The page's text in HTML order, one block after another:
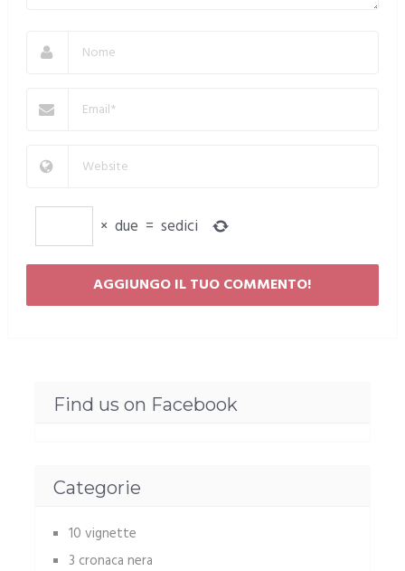
× due = sedici
Find us on Facebook
Categorie
10 vignette
3 cronaca nera